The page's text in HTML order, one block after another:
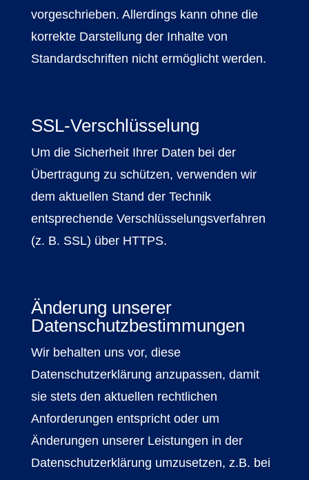
vorgeschrieben. Allerdings kann ohne die
korrekte Darstellung der Inhalte von
Standardschriften nicht ermöglicht werden.
SSL-Verschlüsselung
Um die Sicherheit Ihrer Daten bei der
Übertragung zu schützen, verwenden wir
dem aktuellen Stand der Technik
entsprechende Verschlüsselungsverfahren
(z. B. SSL) über HTTPS.
Änderung unserer
Datenschutzbestimmungen
Wir behalten uns vor, diese
Datenschutzerklärung anzupassen, damit
sie stets den aktuellen rechtlichen
Anforderungen entspricht oder um
Änderungen unserer Leistungen in der
Datenschutzerklärung umzusetzen, z.B. bei